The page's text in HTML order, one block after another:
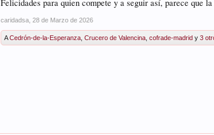
Felicidades para quien compete y a seguir así, parece que
caridadsa 28 de Marzo de 2026
ACedrón-de-la-Esperanza ,Crucero de Valencina ,cofrade-madrid y3